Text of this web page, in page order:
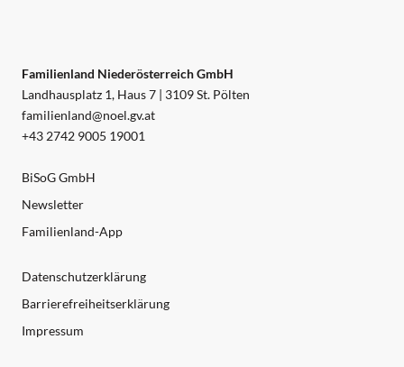
Familienland Niederösterreich GmbH
Landhausplatz 1, Haus 7 | 3109 St. Pölten
familienland@noel.gv.at
+43 2742 9005 19001
BiSoG GmbH
Newsletter
Familienland-App
Datenschutzerklärung
Barrierefreiheitserklärung
Impressum